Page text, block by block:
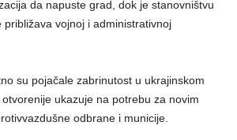
da napuste grad, dok je stanovništvu
vojnoj i administrativnoj
su pojačale zabrinutost u ukrajinskom
ukazuje na potrebu za novim
odbrane i municije.